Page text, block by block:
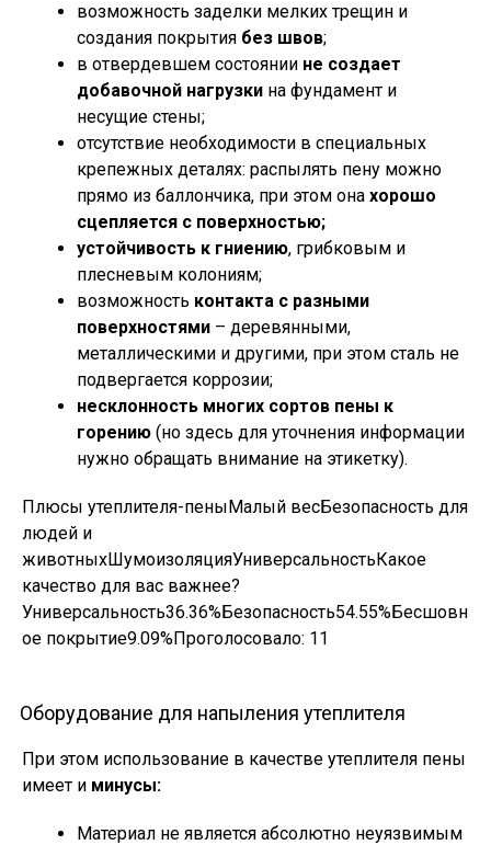
возможность заделки мелких трещин и
создания покрытия без швов;
в отвердевшем состоянии не создает
добавочной нагрузки на фундамент и
несущие стены;
отсутствие необходимости в специальных
крепежных деталях: распылять пену можно
прямо из баллончика, при этом она хорошо
сцепляется с поверхностью;
устойчивость к гниению, грибковым и
плесневым колониям;
возможность контакта с разными
поверхностями – деревянными,
металлическими и другими, при этом сталь не
подвергается коррозии;
несклонность многих сортов пены к
горению (но здесь для уточнения информации
нужно обращать внимание на этикетку).
Плюсы утеплителя-пеныМалый весБезопасность для
людей и
животныхШумоизоляцияУниверсальностьКакое
качество для вас важнее?
Универсальность36.36%Безопасность54.55%Бесшовн
ое покрытие9.09%Проголосовало: 11
Оборудование для напыления утеплителя
При этом использование в качестве утеплителя пены
имеет и минусы:
Материал не является абсолютно неуязвимым